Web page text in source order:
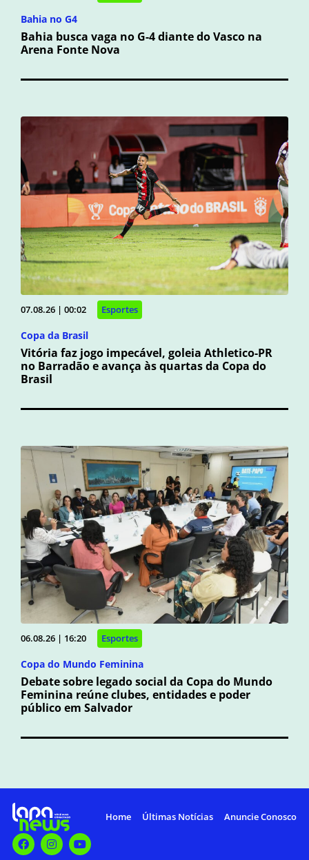
Bahia no G4
Bahia busca vaga no G-4 diante do Vasco na
Arena Fonte Nova
07.08.26 | 00:02 Esportes
Copa da Brasil
Vitória faz jogo impecável, goleia Athletico-PR
no Barradão e avança às quartas da Copa do
Brasil
06.08.26 | 16:20 Esportes
Copa do Mundo Feminina
Debate sobre legado social da Copa do Mundo
Feminina reúne clubes, entidades e poder
público em Salvador
Home Últimas Notícias Anuncie Conosco